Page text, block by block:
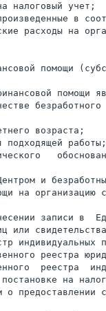
налоговый учет;
в
расходы на
помощи
помощи
безработного
возраста;
подходящей работы;
и
на организацию
записи в
или
индивидуальных
реестра
реестра
на
о предоставлении